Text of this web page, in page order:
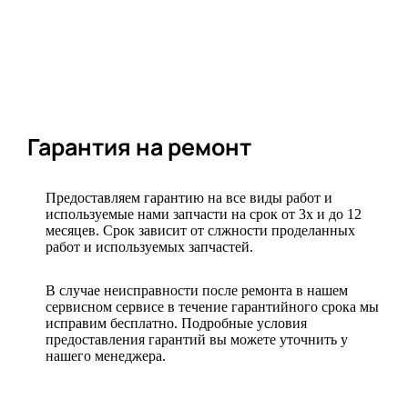
Гарантия на ремонт
Предоставляем гарантию на все виды работ и
используемые нами запчасти на срок от 3х и до 12
месяцев. Срок зависит от слжности проделанных
работ и используемых запчастей.
В случае неисправности после ремонта в нашем
сервисном сервисе в течение гарантийного срока мы
исправим бесплатно. Подробные условия
предоставления гарантий вы можете уточнить у
нашего менеджера.